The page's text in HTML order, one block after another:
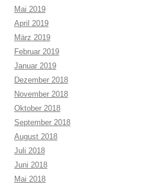
Mai 2019
April 2019
März 2019
Februar 2019
Januar 2019
Dezember 2018
November 2018
Oktober 2018
September 2018
August 2018
Juli 2018
Juni 2018
Mai 2018